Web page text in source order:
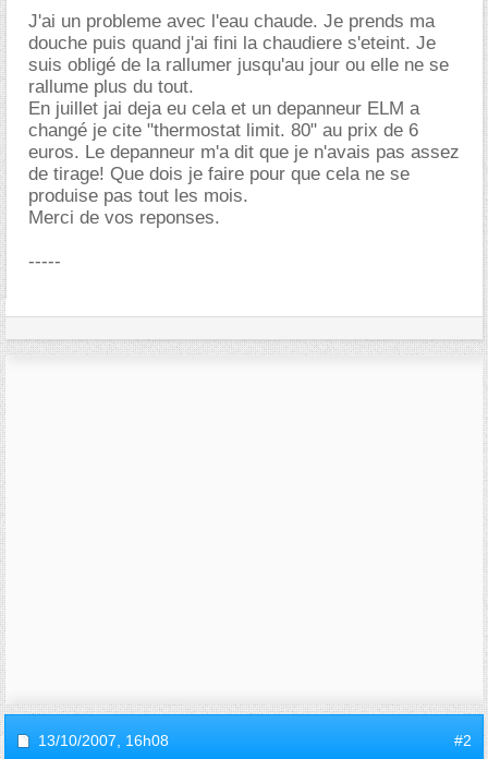
J'ai un probleme avec l'eau chaude. Je prends ma
douche puis quand j'ai fini la chaudiere s'eteint. Je
suis obligé de la rallumer jusqu'au jour ou elle ne se
rallume plus du tout.
En juillet jai deja eu cela et un depanneur ELM a
changé je cite "thermostat limit. 80" au prix de 6
euros. Le depanneur m'a dit que je n'avais pas assez
de tirage! Que dois je faire pour que cela ne se
produise pas tout les mois.
Merci de vos reponses.
-----
13/10/2007, 16h08 #2